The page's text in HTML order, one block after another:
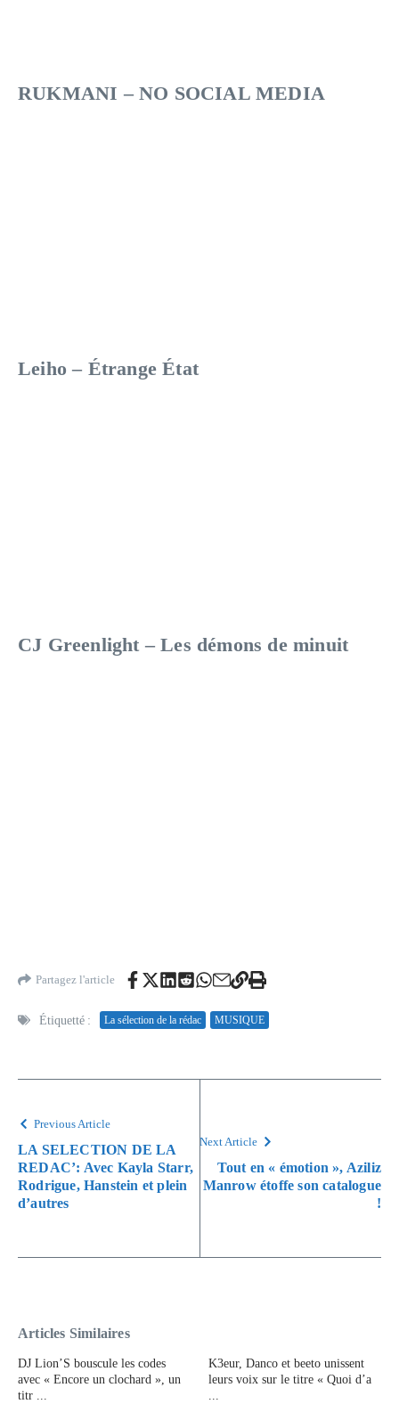
RUKMANI – NO SOCIAL MEDIA
Leiho – Étrange État
CJ Greenlight – Les démons de minuit
Partagez l'article
Étiquetté : La sélection de la rédac MUSIQUE
Previous Article
LA SELECTION DE LA
REDAC’: Avec Kayla Starr,
Rodrigue, Hanstein et plein
d’autres
Next Article
Tout en « émotion », Aziliz
Manrow étoffe son catalogue
!
Articles Similaires
DJ Lion’S bouscule les codes
avec « Encore un clochard », un
titr ...
K3eur, Danco et beeto unissent
leurs voix sur le titre « Quoi d’a